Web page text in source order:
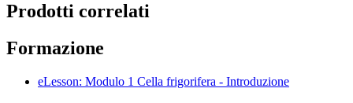
Prodotti correlati
Formazione
eLesson: Modulo 1 Cella frigorifera - Introduzione